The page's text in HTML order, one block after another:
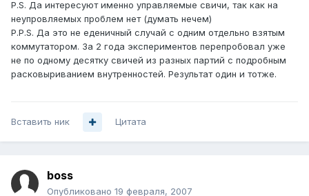
P.S. Да интересуют именно управляемые свичи, так как на
неупровляемых проблем нет (думать нечем)
P.P.S. Да это не еденичный случай с одним отдельно взятым
коммутатором. За 2 года экспериментов перепробовал уже
не по одному десятку свичей из разных партий с подробным
расковыриванием внутренностей. Результат один и тотже.
Вставить ник Цитата
boss
Опубликовано 19 февраля, 2007